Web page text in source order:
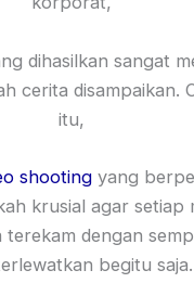
dihasilkan sangat
cerita disampaikan.
itu,
shooting yang
krusial agar setiap
dengan
begitu saja.